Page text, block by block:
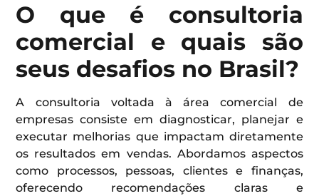
O que é consultoria
comercial e quais são
seus desafios no Brasil?
A consultoria voltada à área comercial de
empresas consiste em diagnosticar, planejar e
executar melhorias que impactam diretamente
os resultados em vendas. Abordamos aspectos
como processos, pessoas, clientes e finanças,
oferecendo recomendações claras e